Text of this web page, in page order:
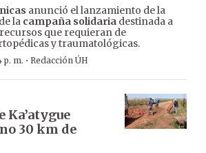
anunció el lanzamiento de la
la campaña solidaria destinada a
que requieran de
y traumatológicas.
p. m. · Redacción ÚH
Ka’atygue
30 km de